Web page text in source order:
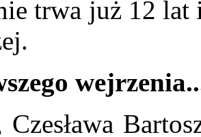
trwa już 12
Czesława